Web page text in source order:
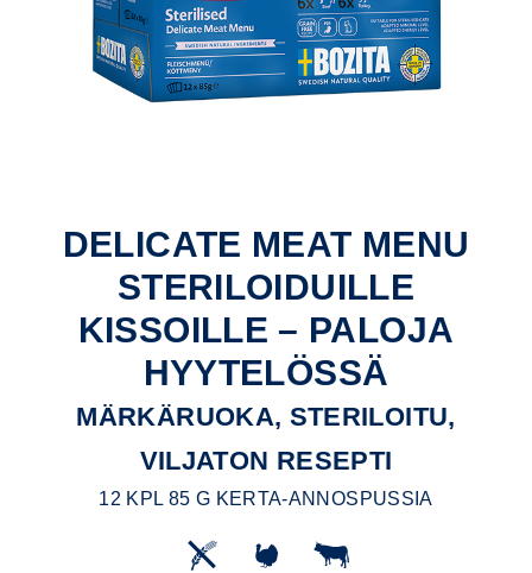
DELICATE MEAT MENU
STERILOIDUILLE
KISSOILLE – PALOJA
HYYTELÖSSÄ
MÄRKÄRUOKA, STERILOITU,
VILJATON RESEPTI
12 KPL 85 G KERTA-ANNOSPUSSIA